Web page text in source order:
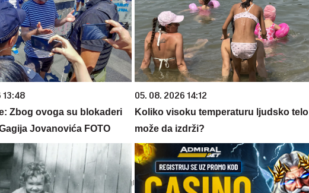
13:48
Zbog ovoga su blokaderi
Jovanovića FOTO
05. 08. 2026 14:12
Koliko visoku temperaturu ljudsko telo
može da izdrži?